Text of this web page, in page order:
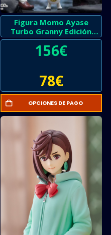
Figura Momo Ayase
Turbo Granny Edición
Limitada
156€
78€
OPCIONES DE PAGO